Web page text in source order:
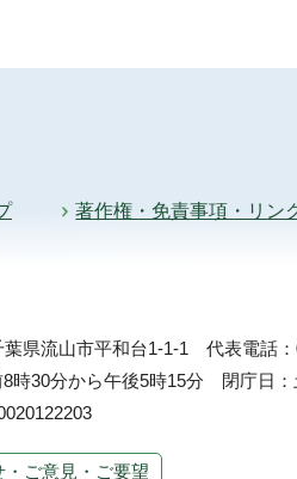
著作権・免責事項・リン
県流山市平和台1-1-1 代表電話
8時30分から午後5時15分 閉庁日
・ご意見・ご要望